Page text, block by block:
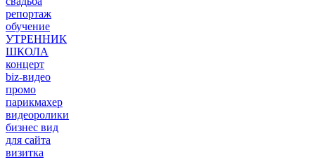
репортаж
обучение
УТРЕННИК
ШКОЛА
концерт
biz-видео
промо
парикмахер
видеоролики
бизнес вид
для сайта
визитка